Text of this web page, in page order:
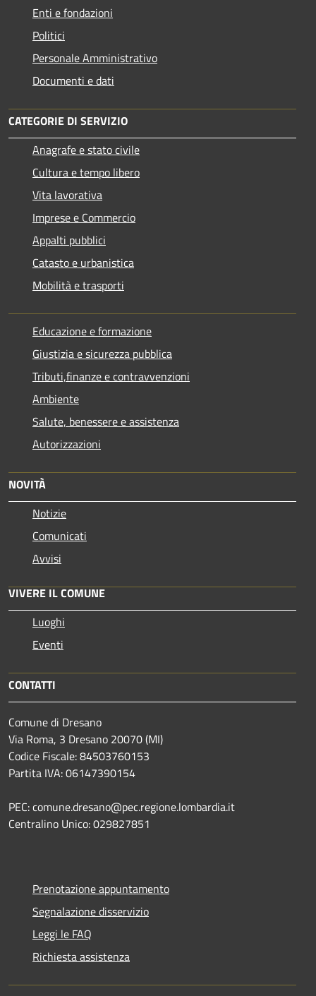
Enti e fondazioni
Politici
Personale Amministrativo
Documenti e dati
CATEGORIE DI SERVIZIO
Anagrafe e stato civile
Cultura e tempo libero
Vita lavorativa
Imprese e Commercio
Appalti pubblici
Catasto e urbanistica
Mobilità e trasporti
Educazione e formazione
Giustizia e sicurezza pubblica
Tributi,finanze e contravvenzioni
Ambiente
Salute, benessere e assistenza
Autorizzazioni
NOVITÀ
Notizie
Comunicati
Avvisi
VIVERE IL COMUNE
Luoghi
Eventi
CONTATTI
Comune di Dresano
Via Roma, 3 Dresano 20070 (MI)
Codice Fiscale: 84503760153
Partita IVA: 06147390154
PEC: comune.dresano@pec.regione.lombardia.it
Centralino Unico: 029827851
Prenotazione appuntamento
Segnalazione disservizio
Leggi le FAQ
Richiesta assistenza